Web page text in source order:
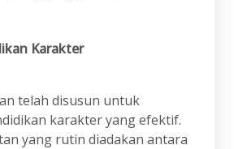
Karakter
telah disusun untuk
karakter yang efektif.
yang rutin diadakan antara